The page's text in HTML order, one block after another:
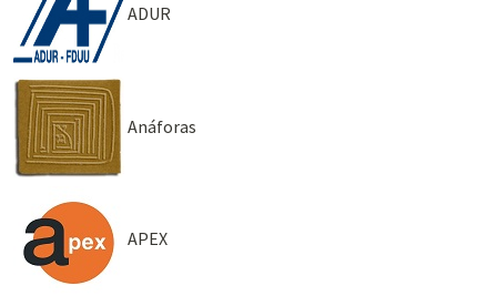
ADUR
Anáforas
APEX